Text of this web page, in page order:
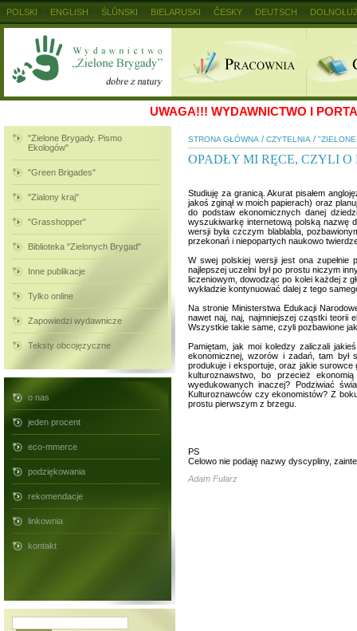
UWAGA!!! WYDAWNICTWO I
"Zielone Brygady. Pismo
Ekologów"
"Green Brigades"
"Zialony kraj"
"Grasshopper"
Biblioteka "Zielonych Brygad"
Inne publikacje
Tylko online
Zapowiedzi wydawnicze
Teksty obcojęzyczne
o nas
jeden procent
eco-mmerce
podziękowania
rekomendacje
linkownia
kontakt
STRONA GŁÓWNA / CZYTELNIA /
OPADŁY MI RĘCE, CZYLI
Studiuję za granicą. Akurat pisałem
jakoś zginął w moich papierach) oraz
do podstaw ekonomicznych danej
wyszukiwarkę internetową polską nazwę
wersji była czczym blablabla,
przekonań i niepopartych naukowo
W swej polskiej wersji jest ona zupełnie
najlepszej uczelni był po prostu niczym
liczeniowym, dowodząc po kolei każdej z
wykładzie kontynuować dalej z tego
Na stronie Ministerstwa Edukacji
nawet naj, naj, najmniejszej cząstki teorii
Wszystkie takie same, czyli pozbawione
Pamiętam, jak moi koledzy zaliczali
ekonomicznej, wzorów i zadań, tam był
produkuje i eksportuje, oraz jakie
kulturoznawstwo, bo przecież
wyedukowanych inaczej? Podziwiać
Kulturoznawców czy ekonomistów? Z
prostu pierwszym z brzegu.
PS
Celowo nie podaję nazwy dyscypliny,
Adam Fularz
POLSKI ENGLISH ŚLŮNSKI BIELARUSKI ČESKY DEUTSCH